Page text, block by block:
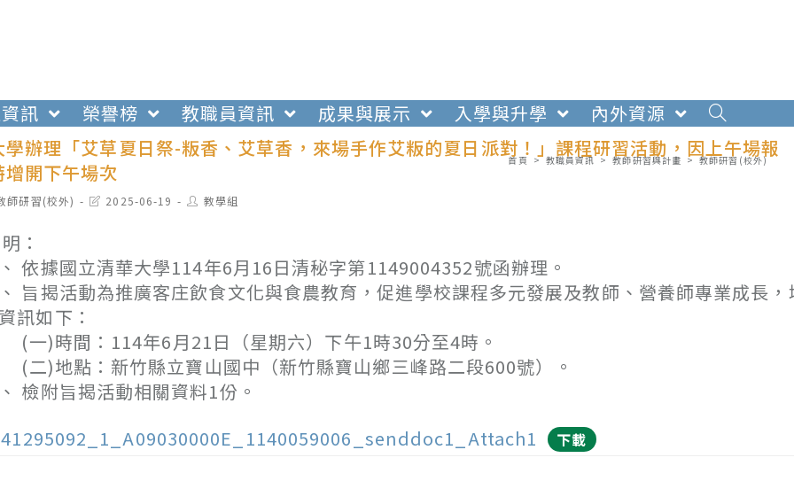
訊 榮譽榜 教職員資訊 成果與展示 入學與升學
內外資源
辦理「艾草夏日祭-粄香、艾草香，來場手作艾粄的夏日派對！」課程研習活動，因上午場報
開下午場次
首頁 > 教職員資訊 > 教師研習與計畫 > 教師研習(校外)
師研習(校外)
Post2025-06-19
Post教學組
：
依據國立清華大學114年6月16日清秘字第1149004352號函辦理。
旨揭活動為推廣客庄飲食文化與食農教育，促進學校課程多元發展及教師、營養師專業成長
訊如下：
)時間：114年6月21日（星期六）下午1時30分至4時。
)地點：新竹縣立寶山國中（新竹縣寶山鄉三峰路二段600號）。
檢附旨揭活動相關資料1份。
下載